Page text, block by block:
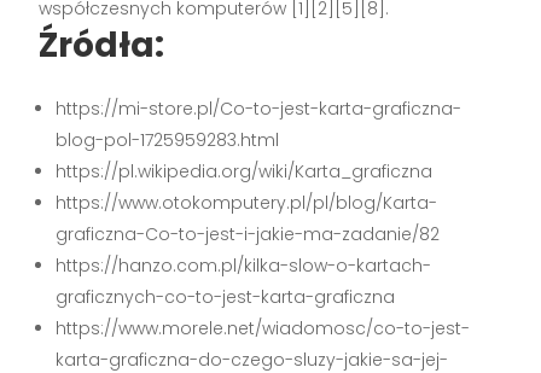
współczesnych komputerów [1][2][5][8].
Źródła:
https://mi-store.pl/Co-to-jest-karta-graficzna-
blog-pol-1725959283.html
https://pl.wikipedia.org/wiki/Karta_graficzna
https://www.otokomputery.pl/pl/blog/Karta-
graficzna-Co-to-jest-i-jakie-ma-zadanie/82
https://hanzo.com.pl/kilka-slow-o-kartach-
graficznych-co-to-jest-karta-graficzna
https://www.morele.net/wiadomosc/co-to-jest-
karta-graficzna-do-czego-sluzy-jakie-sa-jej-